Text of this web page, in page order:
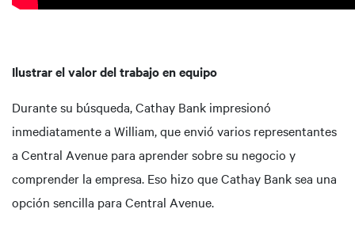
Ilustrar el valor del trabajo en equipo
Durante su búsqueda, Cathay Bank impresionó
inmediatamente a William, que envió varios representantes
a Central Avenue para aprender sobre su negocio y
comprender la empresa. Eso hizo que Cathay Bank sea una
opción sencilla para Central Avenue.